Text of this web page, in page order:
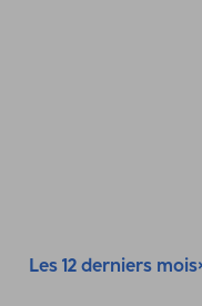
Les 12 derniers mois